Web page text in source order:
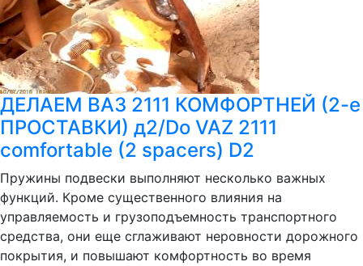
ДЕЛАЕМ ВАЗ 2111 КОМФОРТНЕЙ (2-е
ПРОСТАВКИ) д2/Do VAZ 2111
comfortable (2 spacers) D2
Пружины подвески выполняют несколько важных
функций. Кроме существенного влияния на
управляемость и грузоподъемность транспортного
средства, они еще сглаживают неровности дорожного
покрытия, и повышают комфортность во время